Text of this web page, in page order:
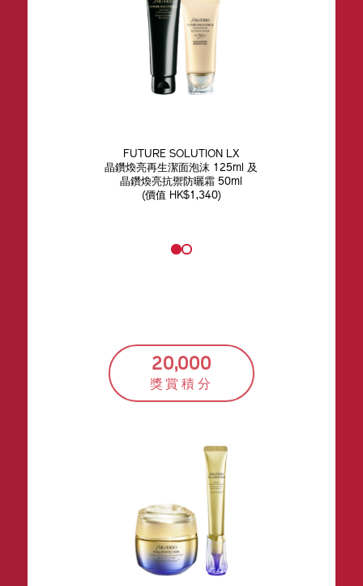
FUTURE SOLUTION LX​
晶鑽煥亮再生潔面泡沫 125ml 及​
​晶鑽煥亮抗禦防曬霜 50ml​
(價值 HK$1,340)​
20,000
獎賞積分